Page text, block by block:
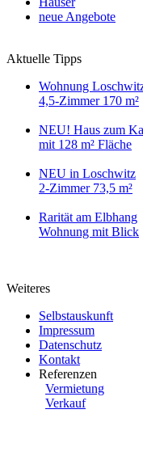
neue Angebote
Aktuelle Tipps
Wohnung
4,5-Zimmer 170 m²
NEU! Haus zum
mit 128 m² Fläche
NEU in Loschwitz
2-Zimmer 73,5 m²
Rarität am Elbhang
Wohnung mit Blick
Weiteres
Selbstauskunft
Impressum
Datenschutz
Kontakt
Referenzen
Vermietung
Verkauf